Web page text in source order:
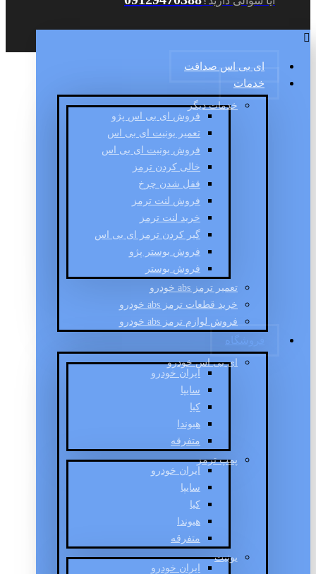
ای بی اس صداقت
خدمات
خدمات دیگر
فروش ای بی اس پژو
تعمیر یونیت ای بی اس
فروش یونیت ای بی اس
خالی کردن ترمز
قفل شدن چرخ
فروش لنت ترمز
خرید لنت ترمز
گیر کردن ترمز ای بی اس
فروش بوستر پژو
فروش بوستر
تعمیر ترمز abs خودرو
خرید قطعات ترمز abs خودرو
فروش لوازم ترمز abs خودرو
فروشگاه
ای بی اس خودرو
ایران خودرو
سایپا
کیا
هیوندا
متفرقه
پمپ ترمز
ایران خودرو
سایپا
کیا
هیوندا
متفرقه
یونیت
ایران خودرو